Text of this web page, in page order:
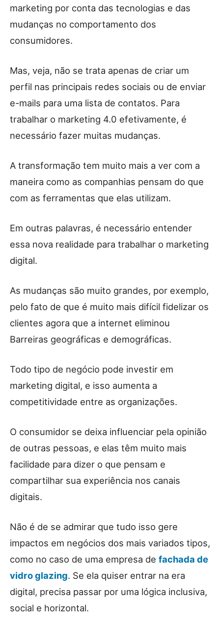
marketing por conta das tecnologias e das
mudanças no comportamento dos
consumidores.
Mas, veja, não se trata apenas de criar um
perfil nas principais redes sociais ou de enviar
e-mails para uma lista de contatos. Para
trabalhar o marketing 4.0 efetivamente, é
necessário fazer muitas mudanças.
A transformação tem muito mais a ver com a
maneira como as companhias pensam do que
com as ferramentas que elas utilizam.
Em outras palavras, é necessário entender
essa nova realidade para trabalhar o marketing
digital.
As mudanças são muito grandes, por exemplo,
pelo fato de que é muito mais difícil fidelizar os
clientes agora que a internet eliminou
Barreiras geográficas e demográficas.
Todo tipo de negócio pode investir em
marketing digital, e isso aumenta a
competitividade entre as organizações.
O consumidor se deixa influenciar pela opinião
de outras pessoas, e elas têm muito mais
facilidade para dizer o que pensam e
compartilhar sua experiência nos canais
digitais.
Não é de se admirar que tudo isso gere
impactos em negócios dos mais variados tipos,
como no caso de uma empresa de fachada de
vidro glazing. Se ela quiser entrar na era
digital, precisa passar por uma lógica inclusiva,
social e horizontal.